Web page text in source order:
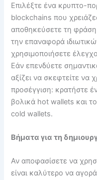
Επιλέξτε ένα κρυπτο-
blockchains που
αποθηκεύσετε τη
την επαναφορά
χρησιμοποιήσετε
Εάν επενδύετε
αξίζει να σκεφτείτε να
προσέγγιση: κρατήστε
βολικά hot wallets και
cold wallets.
Βήματα για τη
Αν αποφασίσετε να
είναι καλύτερο να